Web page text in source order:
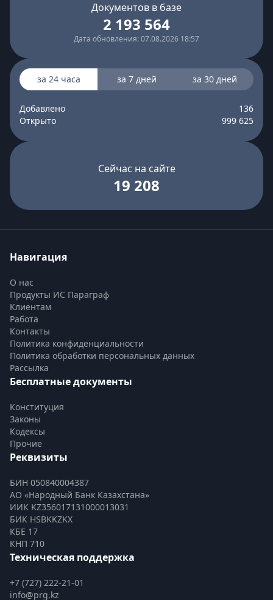
Документов в базе
2 193 564
Дата обновления: 07.08.2026 18:57
за 24 часа за 7 дней за 30 дней
Добавлено
136
Открыто
999 625
Сейчас на сайте
19 208
Навигация
О нас
Продукты ИС Параграф
Клиентам
Работа
Контакты
Политика конфиденциальности
Политика обработки персональных данных
Рассылка
Бесплатные документы
Конституция
Законы
Кодексы
Прочие
Реквизиты
БИН 050840004387
АО «Народный Банк Казахстана»
ИИК KZ356017131000013031
БИК HSBKKZKX
КБЕ 17
КНП 710
Техническая поддержка
+7 (727) 222-21-01
info@prg.kz